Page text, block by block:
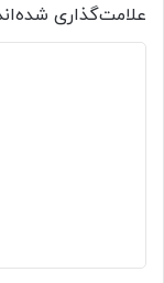
علامت‌گذاری